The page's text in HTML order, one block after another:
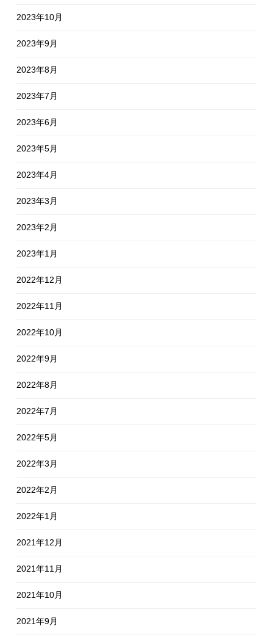
2023年10月
2023年9月
2023年8月
2023年7月
2023年6月
2023年5月
2023年4月
2023年3月
2023年2月
2023年1月
2022年12月
2022年11月
2022年10月
2022年9月
2022年8月
2022年7月
2022年5月
2022年3月
2022年2月
2022年1月
2021年12月
2021年11月
2021年10月
2021年9月